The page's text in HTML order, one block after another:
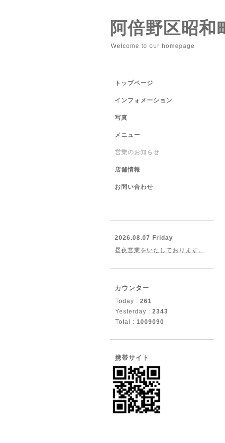
阿倍野区昭和
Welcome to our homepage
トップページ
インフォメーション
写真
メニュー
営業のお知らせ
店舗情報
お問い合わせ
2026.08.07 Friday
昼夜営業をいたしております。
カウンター
Today : 261
Yesterday : 2343
Total : 1009090
携帯サイト